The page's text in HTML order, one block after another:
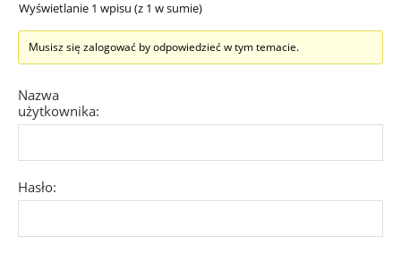
Wyświetlanie 1 wpisu (z 1 w sumie)
Musisz się zalogować by odpowiedzieć w tym temacie.
Nazwa
użytkownika:
Hasło: